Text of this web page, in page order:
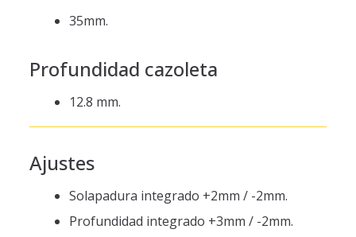
35mm.
Profundidad cazoleta
12.8 mm.
Ajustes
Solapadura integrado +2mm / -2mm.
Profundidad integrado +3mm / -2mm.